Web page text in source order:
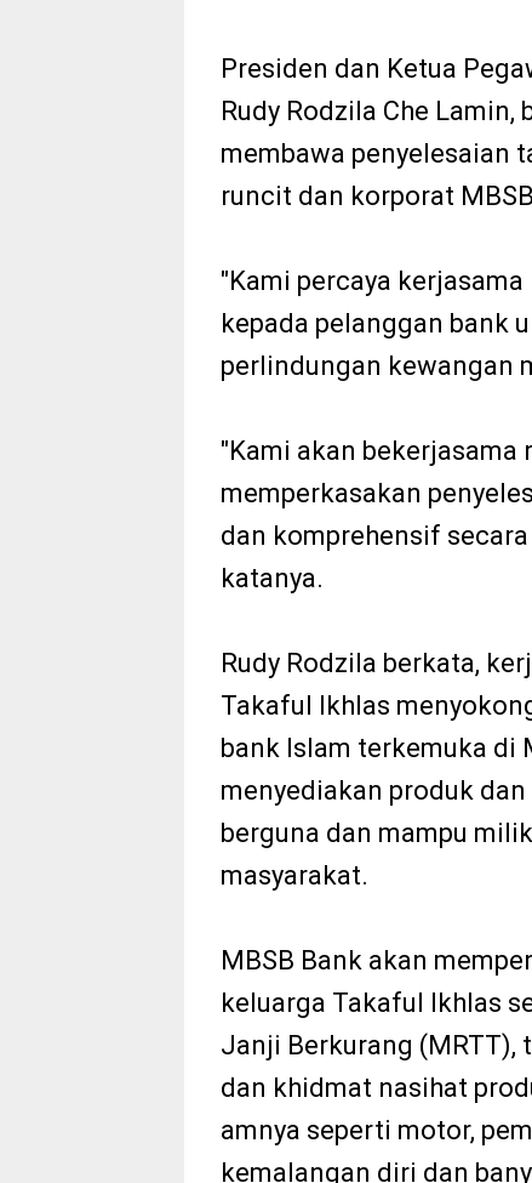
Presiden dan Ketua
Rudy Rodzila Che
membawa penyelesaian
runcit dan korporat
"Kami percaya
kepada pelanggan bank
perlindungan kewangan
"Kami akan bekerjasama
memperkasakan
dan komprehensif
katanya.
Rudy Rodzila berkata,
Takaful Ikhlas
bank Islam terkemuka di
menyediakan produk
berguna dan mampu
masyarakat.
MBSB Bank akan
keluarga Takaful Ikhlas
Janji Berkurang
dan khidmat nasihat
amnya seperti motor,
kemalangan diri dan